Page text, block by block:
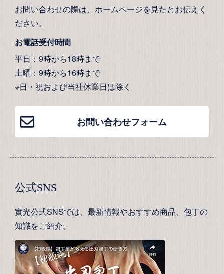
お問い合わせの際は、ホームページを見たとお伝えく
ださい。
お電話受付時間
平日：9時から18時まで
土曜：9時から16時まで
※日・祝および当社休業日は除く
お問い合わせフォーム
公式SNS
實光公式SNSでは、最新情報やおすすめ商品、包丁の
知識をご紹介。